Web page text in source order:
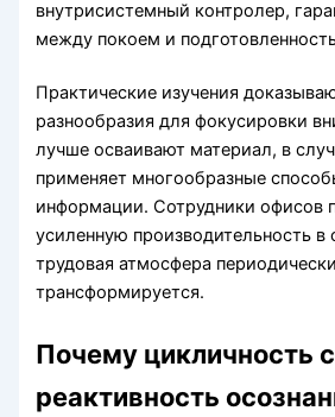
внутрисистемный контролер,
между покоем и
Практические изучения
разнообразия для фокусировки
лучше осваивают материал, в
применяет многообразные
информации. Сотрудники офисов
усиленную производительность в
трудовая атмосфера периодически
трансформируется.
Почему цикличность
реактивность